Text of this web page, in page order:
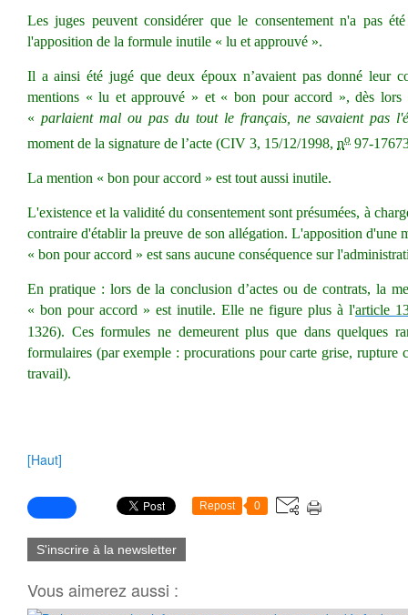
Les juges peuvent considérer que le consentement n'a pas
l'apposition de la formule inutile « lu et approuvé ».
Il a ainsi été jugé que deux époux n’avaient pas donné leur
mentions « lu et approuvé » et « bon pour accord », dès
« parlaient mal ou pas du tout le français, ne savaient pas
moment de la signature de l’acte (CIV 3, 15/12/1998, no 97-
La mention « bon pour accord » est tout aussi inutile.
L'existence et la validité du consentement sont présumées, à
contraire d'établir la preuve de son allégation. L'apposition d'une
« bon pour accord » est sans aucune conséquence sur
En pratique : lors de la conclusion d’actes ou de contrats, la
« bon pour accord » est inutile. Elle ne figure plus à l'article
1326). Ces formules ne demeurent plus que dans quelques
formulaires (par exemple : procurations pour carte grise, rupture
travail).
[Haut]
Repost 0
S'inscrire à la newsletter
Vous aimerez aussi :